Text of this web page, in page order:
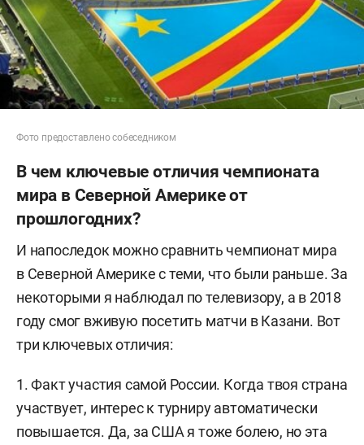
Фото предоставлено собеседником
В чем ключевые отличия чемпионата
мира в Северной Америке от
прошлогодних?
И напоследок можно сравнить чемпионат мира
в Северной Америке с теми, что были раньше. За
некоторыми я наблюдал по телевизору, а в 2018
году смог вживую посетить матчи в Казани. Вот
три ключевых отличия:
1. Факт участия самой России. Когда твоя страна
участвует, интерес к турниру автоматически
повышается. Да, за США я тоже болею, но эта